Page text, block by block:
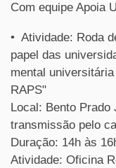
Com equipe Apoia
• Atividade: Roda
papel das
mental
RAPS"
Local: Bento Prado
transmissão pelo
Duração: 14h às
Atividade: Oficina